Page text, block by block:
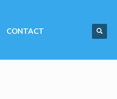
CONTACT